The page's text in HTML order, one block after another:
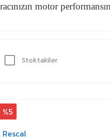
motor
Stoktakiler
%5
Rescal